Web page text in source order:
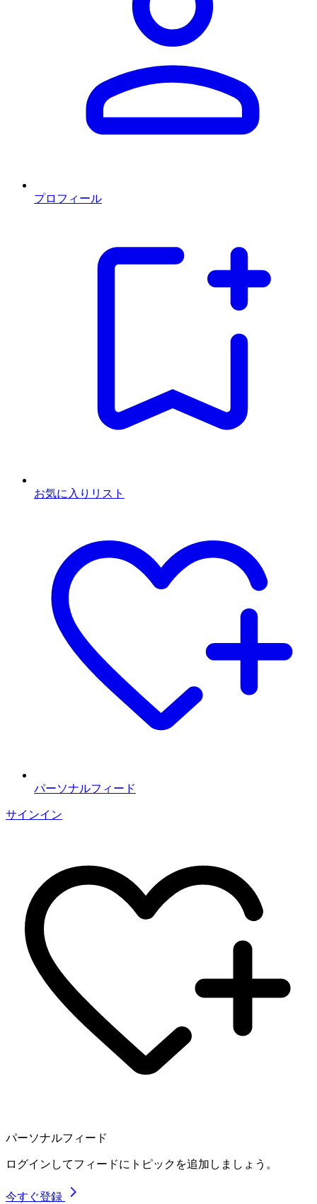
プロフィール
お気に入りリスト
パーソナルフィード
サインイン
パーソナルフィード
ログインしてフィードにトピックを追加しましょう。
今すぐ登録